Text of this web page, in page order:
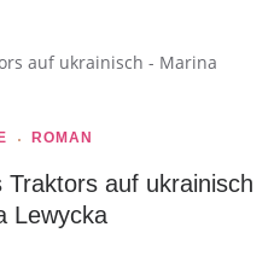
ROMAN
auf ukrainisch
Lewycka